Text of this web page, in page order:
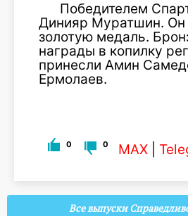
Победителем
Динияр Муратшин. Он
золотую медаль.
награды в копилку
принесли Амин
Ермолаев.
0 0 MAX
Все выпуски